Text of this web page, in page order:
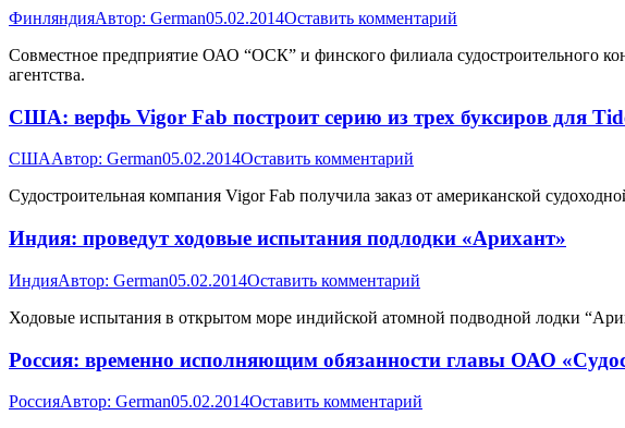
ФинляндияАвтор: German05.02.2014Оставить комментарий
Совместное предприятие ОАО “ОСК” и финского филиала судостроительного
агентства.
США: верфь Vigor Fab построит серию из трех буксиров для
СШААвтор: German05.02.2014Оставить комментарий
Судостроительная компания Vigor Fab получила заказ от американской
Индия: проведут ходовые испытания подлодки «Арихант»
ИндияАвтор: German05.02.2014Оставить комментарий
Ходовые испытания в открытом море индийской атомной подводной лодки
Россия: временно исполняющим обязанности главы ОАО
РоссияАвтор: German05.02.2014Оставить комментарий